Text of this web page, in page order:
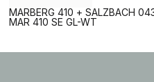
MARBERG 410 + SALZBACH
MAR 410 SE GL-WT